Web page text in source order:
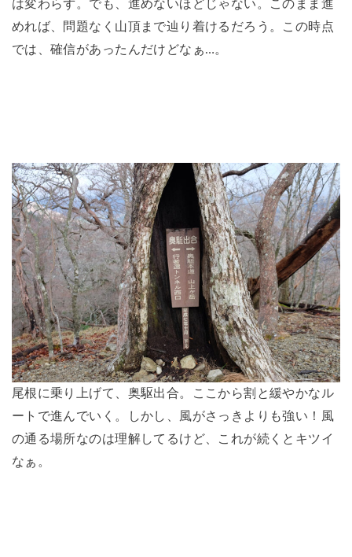
は変わらず。でも、進めないほどじゃない。このまま進
めれば、問題なく山頂まで辿り着けるだろう。この時点
では、確信があったんだけどなぁ…。
尾根に乗り上げて、奥駆出合。ここから割と緩やかなル
ートで進んでいく。しかし、風がさっきよりも強い！風
の通る場所なのは理解してるけど、これが続くとキツイ
なぁ。